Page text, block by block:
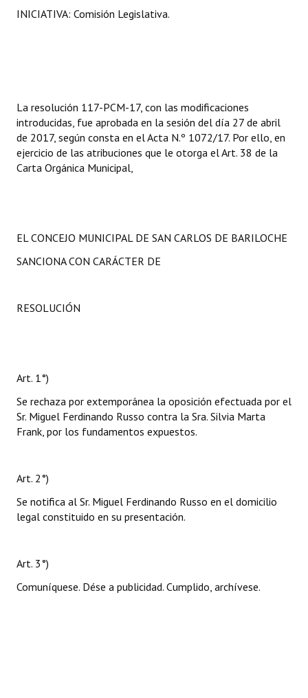
INICIATIVA: Comisión Legislativa.
La resolución 117-PCM-17, con las modificaciones
introducidas, fue aprobada en la sesión del día 27 de abril
de 2017, según consta en el Acta N.º 1072/17. Por ello, en
ejercicio de las atribuciones que le otorga el Art. 38 de la
Carta Orgánica Municipal,
EL CONCEJO MUNICIPAL DE SAN CARLOS DE BARILOCHE
SANCIONA CON CARÁCTER DE
RESOLUCIÓN
Art. 1°)
Se rechaza por extemporánea la oposición efectuada por el
Sr. Miguel Ferdinando Russo contra la Sra. Silvia Marta
Frank, por los fundamentos expuestos.
Art. 2°)
Se notifica al Sr. Miguel Ferdinando Russo en el domicilio
legal constituido en su presentación.
Art. 3°)
Comuníquese. Dése a publicidad. Cumplido, archívese.